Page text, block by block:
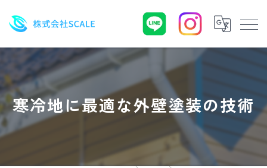
寒冷地に最適な外壁塗装の技術